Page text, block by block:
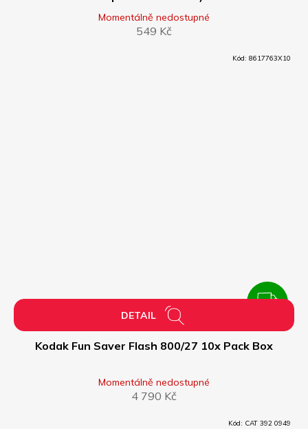
Momentálně nedostupné
549 Kč
Z
D
Kodak Fun Saver Flash 800/27 10x Pack Box
Momentálně nedostupné
4 790 Kč
DETAIL
Kód: 8617763X10
Kód: CAT 392 0949